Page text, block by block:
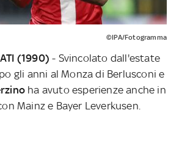
©IPA/Fotogramma
(1990)- Svincolato dall'estate
gli anni al Monza di Berlusconi e
ha avuto esperienze anche in
Mainz e Bayer Leverkusen.